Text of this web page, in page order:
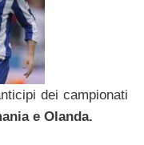
dei campionati
e Olanda.